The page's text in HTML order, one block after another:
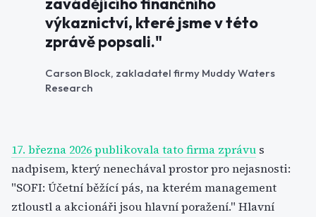
výkaznictví, které jsme v této
zprávě popsali."
Carson Block, zakladatel firmy Muddy Waters
Research
17. března 2026 publikovala tato firma zprávu s
nadpisem, který nenechával prostor pro nejasnosti:
"SOFI: Účetní běžící pás, na kterém management
ztloustl a akcionáři jsou hlavní poražení." Hlavní